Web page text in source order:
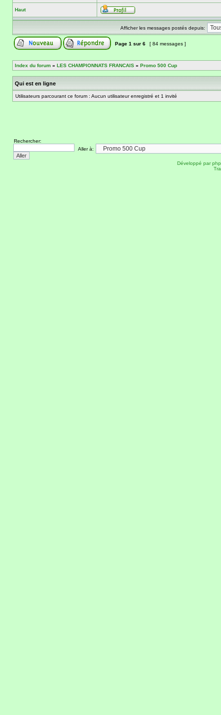
Haut
Afficher les messages postés depuis:
Page 1 sur 6 [ 84 messages ]
Index du forum » LES CHAMPIONNATS FRANCAIS » Promo 500 Cup
Qui est en ligne
Utilisateurs parcourant ce forum : Aucun utilisateur enregistré et 1 invité
Rechercher:
Aller à:
Développé par